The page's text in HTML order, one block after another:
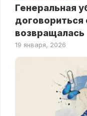
Генеральная
договориться
возвращалась
19 января, 2026